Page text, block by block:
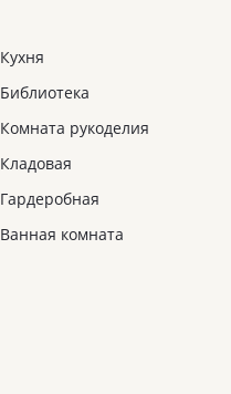
Кухня
Библиотека
Комната рукоделия
Кладовая
Гардеробная
Ванная комната